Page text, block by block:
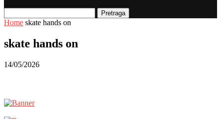
Pretraga
Home skate hands on
skate hands on
14/05/2026